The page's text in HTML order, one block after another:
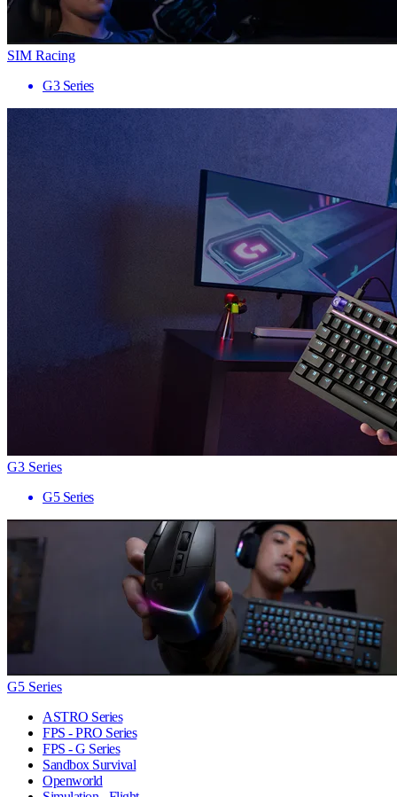
SIM Racing
G3 Series
G3 Series
G5 Series
G5 Series
ASTRO Series
FPS - PRO Series
FPS - G Series
Sandbox Survival
Openworld